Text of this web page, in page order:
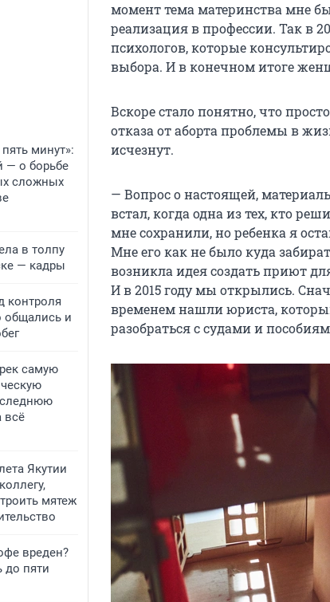
минут»:
— о борьбе
сложных
в толпу
— кадры
контроля
общались и
самую
всё
Якутии
мятеж
вреден?
до пяти
момент тема материнства мне
реализация в профессии. Так в
психологов, которые
выбора. И в конечном итоге
Вскоре стало понятно, что
отказа от аборта проблемы в
исчезнут.
— Вопрос о настоящей,
встал, когда одна из тех, кто
мне сохранили, но ребенка я
Мне его как не было куда
возникла идея создать приют
И в 2015 году мы открылись.
временем нашли юриста,
разобраться с судами и